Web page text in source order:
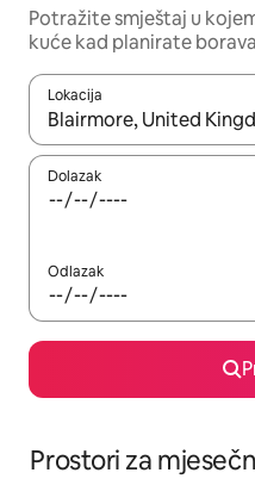
Potražite smještaj u
kuće kad planirate
Lokacija
Kada budu dostupni
Dolazak
Odlazak
Prostori za